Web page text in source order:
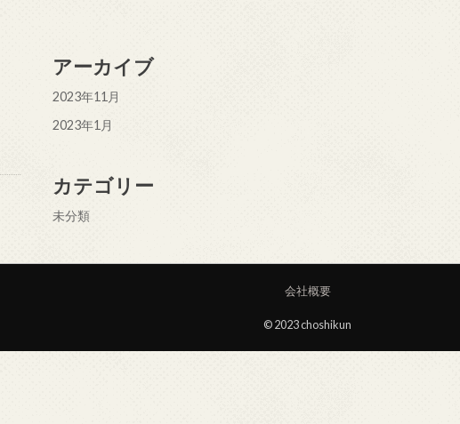
アーカイブ
2023年11月
2023年1月
カテゴリー
未分類
会社概要
© 2023 choshikun